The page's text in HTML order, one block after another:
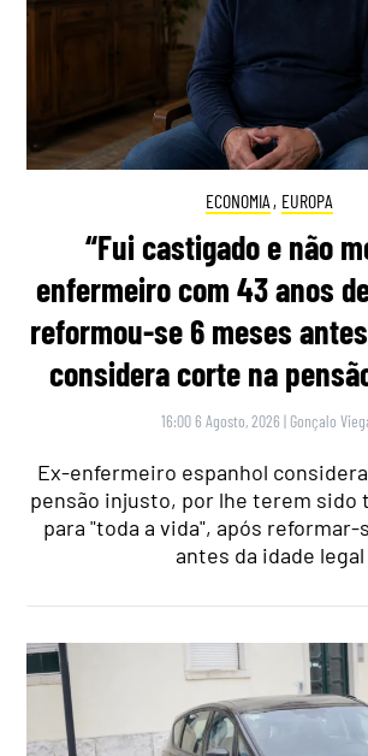
ECONOMIA , EUROPA
“Fui castigado e não
enfermeiro com 43 anos
reformou-se 6 meses
considera corte na
16:00 6 Agosto, 2026 | Gonçalo
Ex-enfermeiro espanhol
pensão injusto, por lhe terem sido
para "toda a vida", após
antes da idade legal